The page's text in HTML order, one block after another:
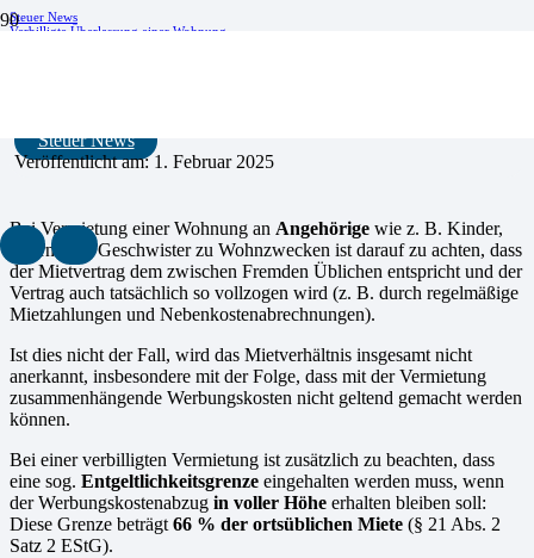
Steuer News
Verbilligte Überlassung einer Wohnung
Steuer News
Veröffentlicht am:1. Februar 2025
Bei Vermietung einer Wohnung an Angehörige wie z. B. Kinder,
Eltern oder Geschwister zu Wohnzwecken ist darauf zu achten, dass
der Mietvertrag dem zwischen Fremden Üblichen entspricht und der
Vertrag auch tatsächlich so vollzogen wird (z. B. durch regelmäßige
Mietzahlungen und Nebenkostenabrechnungen).
Ist dies nicht der Fall, wird das Mietverhältnis insgesamt nicht
anerkannt, insbesondere mit der Folge, dass mit der Vermietung
zusammenhängende Werbungskosten nicht geltend gemacht werden
können.
Bei einer verbilligten Vermietung ist zusätzlich zu beachten, dass
eine sog. Entgeltlichkeitsgrenze einge­halten werden muss, wenn
der Werbungskostenabzug in voller Höhe erhalten bleiben soll:
Diese Grenze beträgt 66 % der ortsüblichen Miete (§ 21 Abs. 2
Satz 2 EStG).